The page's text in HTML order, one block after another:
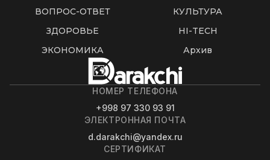
ВОПРОС-ОТВЕТ
КУЛЬТУРА
ЗДОРОВЬЕ
HI-TECH
ЭКОНОМИКА
Архив
НОМЕР ТЕЛЕФОНА
+998 97 330 93 91
ЭЛЕКТРОННАЯ ПОЧТА
d.darakchi@yandex.ru
СЕРТИФИКАТ